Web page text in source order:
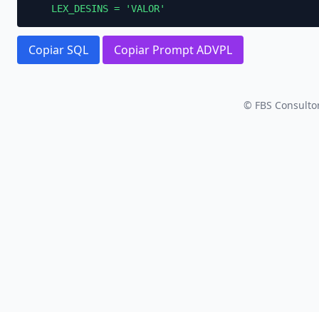
    LEX_DESINS = 'VALOR'
Copiar SQL Copiar Prompt ADVPL
© FBS